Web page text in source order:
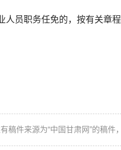
人员职务任免的，按有关章程
稿件来源为“中国甘肃网”的稿件